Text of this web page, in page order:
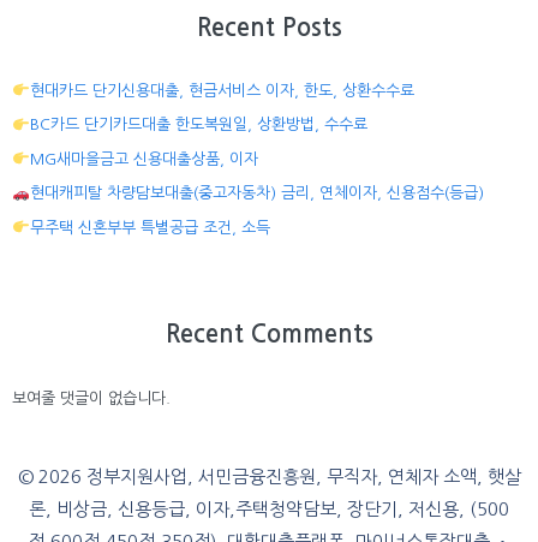
Recent Posts
현대카드 단기신용대출, 현금서비스 이자, 한도, 상환수수료
BC카드 단기카드대출 한도복원일, 상환방법, 수수료
MG새마을금고 신용대출상품, 이자
현대캐피탈 차량담보대출(중고자동차) 금리, 연체이자, 신용점수(등급)
무주택 신혼부부 특별공급 조건, 소득
Recent Comments
보여줄 댓글이 없습니다.
© 2026 정부지원사업, 서민금융진흥원, 무직자, 연체자 소액, 햇살
론, 비상금, 신용등급, 이자,주택청약담보, 장단기, 저신용, (500